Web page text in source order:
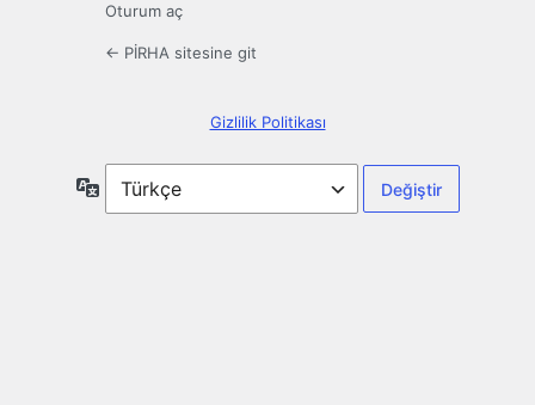
Oturum aç
← PİRHA sitesine git
Gizlilik Politikası
Dil